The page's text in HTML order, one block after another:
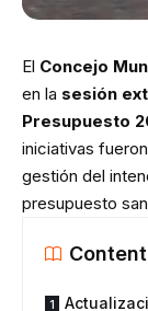
El Concejo
en la sesión
Presupuesto
iniciativas fueron
gestión del
presupuesto